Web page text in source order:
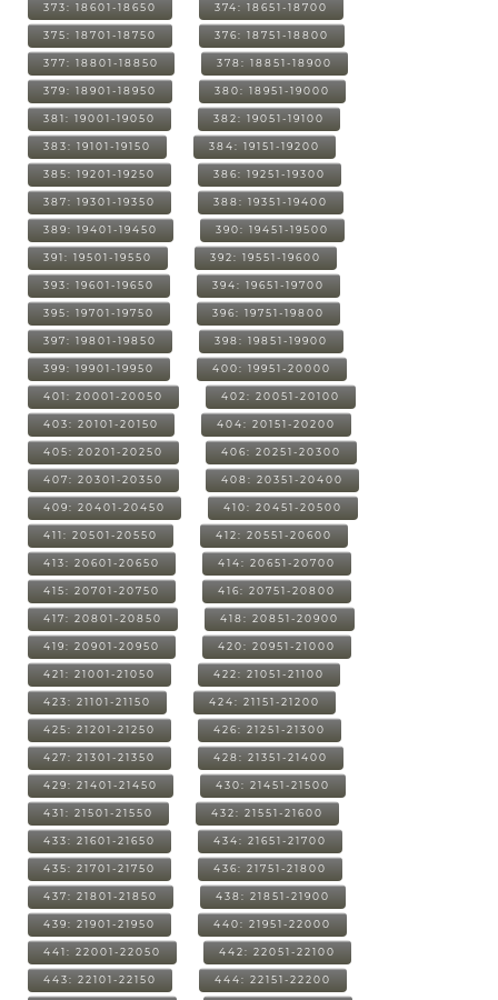
373: 18601-18650 374: 18651-18700
375: 18701-18750 376: 18751-18800
377: 18801-18850 378: 18851-18900
379: 18901-18950 380: 18951-19000
381: 19001-19050 382: 19051-19100
383: 19101-19150 384: 19151-19200
385: 19201-19250 386: 19251-19300
387: 19301-19350 388: 19351-19400
389: 19401-19450 390: 19451-19500
391: 19501-19550 392: 19551-19600
393: 19601-19650 394: 19651-19700
395: 19701-19750 396: 19751-19800
397: 19801-19850 398: 19851-19900
399: 19901-19950 400: 19951-20000
401: 20001-20050 402: 20051-20100
403: 20101-20150 404: 20151-20200
405: 20201-20250 406: 20251-20300
407: 20301-20350 408: 20351-20400
409: 20401-20450 410: 20451-20500
411: 20501-20550 412: 20551-20600
413: 20601-20650 414: 20651-20700
415: 20701-20750 416: 20751-20800
417: 20801-20850 418: 20851-20900
419: 20901-20950 420: 20951-21000
421: 21001-21050 422: 21051-21100
423: 21101-21150 424: 21151-21200
425: 21201-21250 426: 21251-21300
427: 21301-21350 428: 21351-21400
429: 21401-21450 430: 21451-21500
431: 21501-21550 432: 21551-21600
433: 21601-21650 434: 21651-21700
435: 21701-21750 436: 21751-21800
437: 21801-21850 438: 21851-21900
439: 21901-21950 440: 21951-22000
441: 22001-22050 442: 22051-22100
443: 22101-22150 444: 22151-22200